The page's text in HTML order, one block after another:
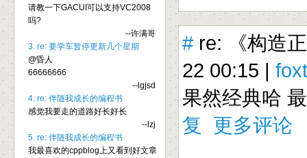
# re: 《构造
22 00:15 |
果然经典哈
复
更多评论
请教一下GACUI可以支持VC2008
吗?
--许满哥
3. re: 要学车暂停更新几个星期
@昏人
66666666
--lgjsd
4. re: 伴随我成长的编程书
感觉我要走的道路好长好长
--lzj
5. re: 伴随我成长的编程书
我最喜欢的cppblog上又看到好文章